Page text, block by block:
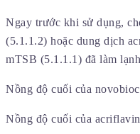
Ngay trước khi sử dụng,
(5.1.1.2) hoặc dung dịch
mTSB (5.1.1.1) đã làm
Nồng độ cuối của
Nồng độ cuối của